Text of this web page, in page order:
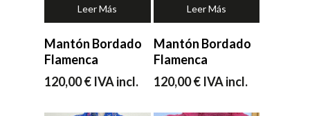
No hay productos en el carrito.
Ir a la tienda
Leer Más
Mantón Bordado
Flamenca
120,00€ IVA incl.
Leer Más
Mantón Bordado
Flamenca
120,00€ IVA incl.